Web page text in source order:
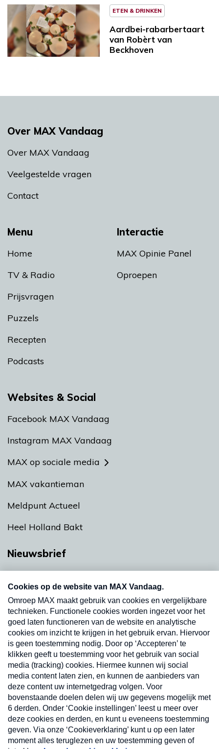
ETEN & DRINKEN
Aardbei-rabarbertaart
van Robèrt van
Beckhoven
Menu
Home
TV & Radio
Prijsvragen
Puzzels
Recepten
Podcasts
Interactie
MAX Opinie Panel
Oproepen
Over MAX Vandaag
Over MAX Vandaag
Veelgestelde vragen
Contact
Websites & Social
Facebook MAX Vandaag
Instagram MAX Vandaag
MAX op sociale media
MAX vakantieman
Meldpunt Actueel
Heel Holland Bakt
Nieuwsbrief
nieuwsbrief. Elke vrijdag- en dinsdagochtend in
uw mailbox.
Verzend
Nieuwsbrief
Neem hier een gratis abonnement op onze